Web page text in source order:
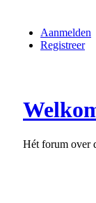
Aanmelden
Registreer
Hét forum over